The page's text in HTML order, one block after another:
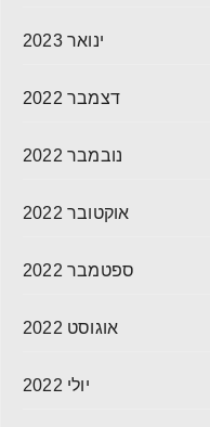
ינואר 2023
דצמבר 2022
נובמבר 2022
אוקטובר 2022
ספטמבר 2022
אוגוסט 2022
יולי 2022